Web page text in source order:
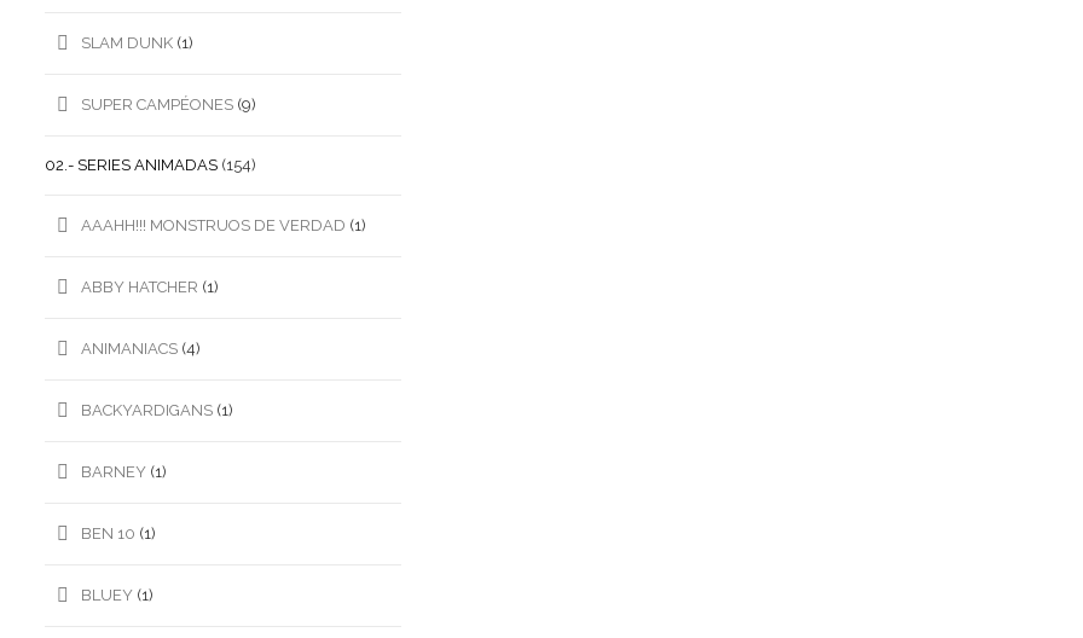
SLAM DUNK (1)
SUPER CAMPÉONES (9)
02.- SERIES ANIMADAS (154)
AAAHH!!! MONSTRUOS DE VERDAD (1)
ABBY HATCHER (1)
ANIMANIACS (4)
BACKYARDIGANS (1)
BARNEY (1)
BEN 10 (1)
BLUEY (1)